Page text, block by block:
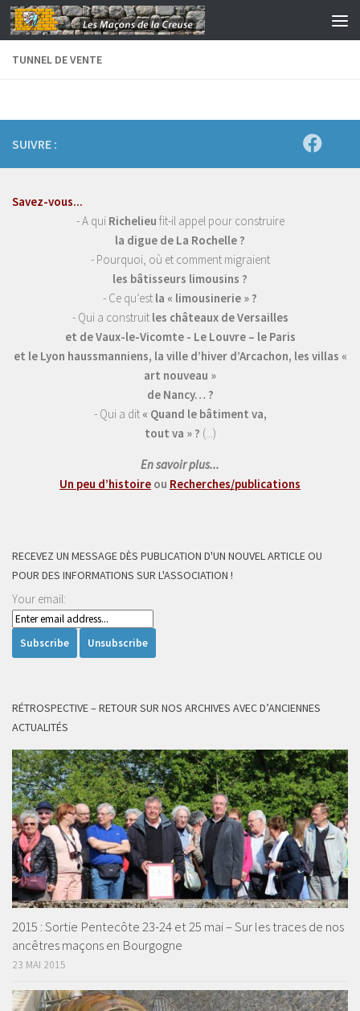
Skip to content
TUNNEL DE VENTE
SUIVRE :
Savez-vous...
- A qui Richelieu fit-il appel pour construire
la digue de La Rochelle ?
- Pourquoi, où et comment migraient
les bâtisseurs limousins ?
- Ce qu’est la « limousinerie » ?
- Qui a construitles châteaux de Versailles
et de Vaux-le-Vicomte - Le Louvre – le Paris
et le Lyon haussmanniens, la ville d’hiver d’Arcachon, les villas «
art nouveau »
de Nancy… ?
- Qui a dit« Quand le bâtiment va,
tout va » ? (...)
En savoir plus...
Un peu d’histoire ou Recherches/publications
RECEVEZ UN MESSAGE DÈS PUBLICATION D'UN NOUVEL ARTICLE OU
POUR DES INFORMATIONS SUR L'ASSOCIATION !
Your email:
RÉTROSPECTIVE – RETOUR SUR NOS ARCHIVES AVEC D’ANCIENNES
ACTUALITÉS
2015 : Sortie Pentecôte 23-24 et 25 mai – Sur les traces de nos
ancêtres maçons en Bourgogne
23 MAI 2015